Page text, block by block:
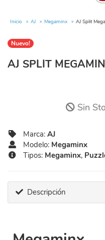
Inicio AJ Megaminx AJ Split
Nuevo!
AJ SPLIT
Sin
Marca: AJ
Modelo: Megaminx
Tipos: Megaminx,
Descripción